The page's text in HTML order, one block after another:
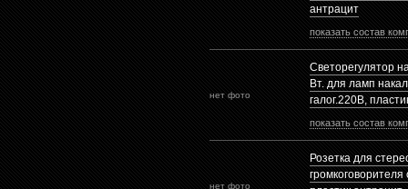
антрацит
показать состав
нет фото
Светорегулятор
Вт. для ламп
галог.220В,
показать состав
нет фото
Розетка для